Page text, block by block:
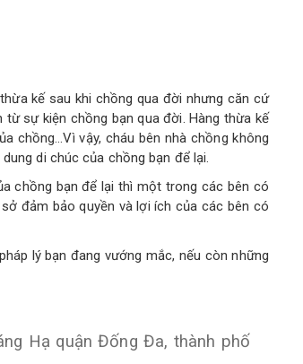
kế sau khi chồng qua đời nhưng căn cứ
sự kiện chồng bạn qua đời. Hàng thừa kế
chồng…Vì vậy, cháu bên nhà chồng không
di chúc của chồng bạn để lại.
chồng bạn để lại thì một trong các bên có
đảm bảo quyền và lợi ích của các bên có
lý bạn đang vướng mắc, nếu còn những
Hạ quận Đống Đa, thành phố